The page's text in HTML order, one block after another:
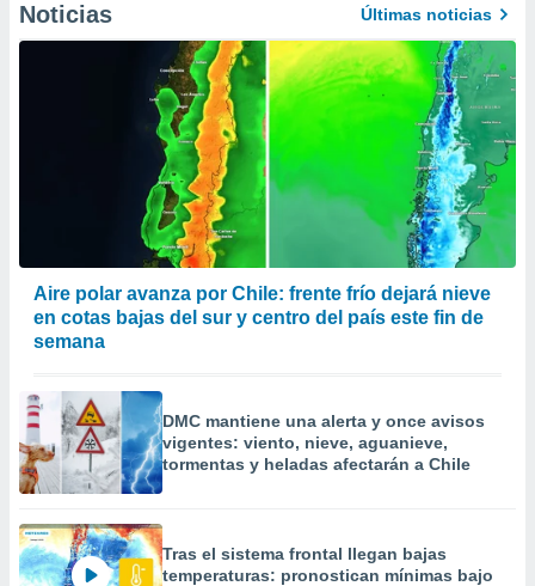
Noticias Últimas noticias
Aire polar avanza por Chile: frente frío dejará nieve
en cotas bajas del sur y centro del país este fin de
semana
DMC mantiene una alerta y once avisos
vigentes: viento, nieve, aguanieve,
tormentas y heladas afectarán a Chile
Tras el sistema frontal llegan bajas
temperaturas: pronostican mínimas bajo